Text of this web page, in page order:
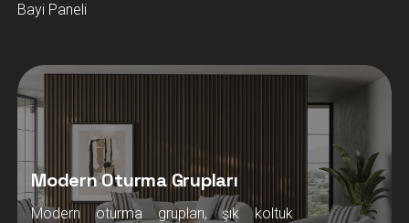
Bayi Paneli
Modern Oturma Grupları
Modern oturma grupları, şık koltuk